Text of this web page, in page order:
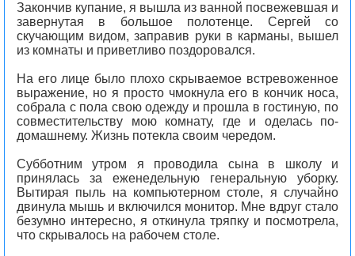
Закончив купание, я вышла из ванной посвежевшая и
завернутая в большое полотенце. Сергей со
скучающим видом, заправив руки в карманы, вышел
из комнаты и приветливо поздоровался.
На его лице было плохо скрываемое встревоженное
выражение, но я просто чмокнула его в кончик носа,
собрала с пола свою одежду и прошла в гостиную, по
совместительству мою комнату, где и оделась по-
домашнему. Жизнь потекла своим чередом.
Субботним утром я проводила сына в школу и
принялась за еженедельную генеральную уборку.
Вытирая пыль на компьютерном столе, я случайно
двинула мышь и включился монитор. Мне вдруг стало
безумно интересно, я откинула тряпку и посмотрела,
что скрывалось на рабочем столе.